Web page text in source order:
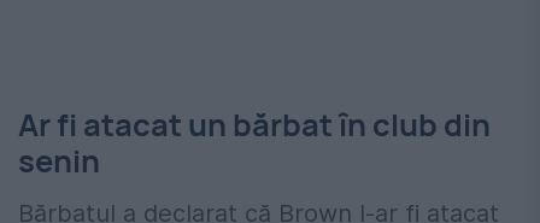
Ar fi atacat un bărbat în club din
senin
Bărbatul a declarat că Brown l-ar fi atacat